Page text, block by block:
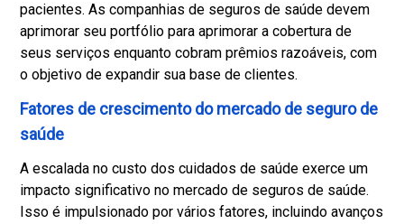
pacientes. As companhias de seguros de saúde devem
aprimorar seu portfólio para aprimorar a cobertura de
seus serviços enquanto cobram prêmios razoáveis, com
o objetivo de expandir sua base de clientes.
Fatores de crescimento do mercado de seguro de
saúde
A escalada no custo dos cuidados de saúde exerce um
impacto significativo no mercado de seguros de saúde.
Isso é impulsionado por vários fatores, incluindo avanços